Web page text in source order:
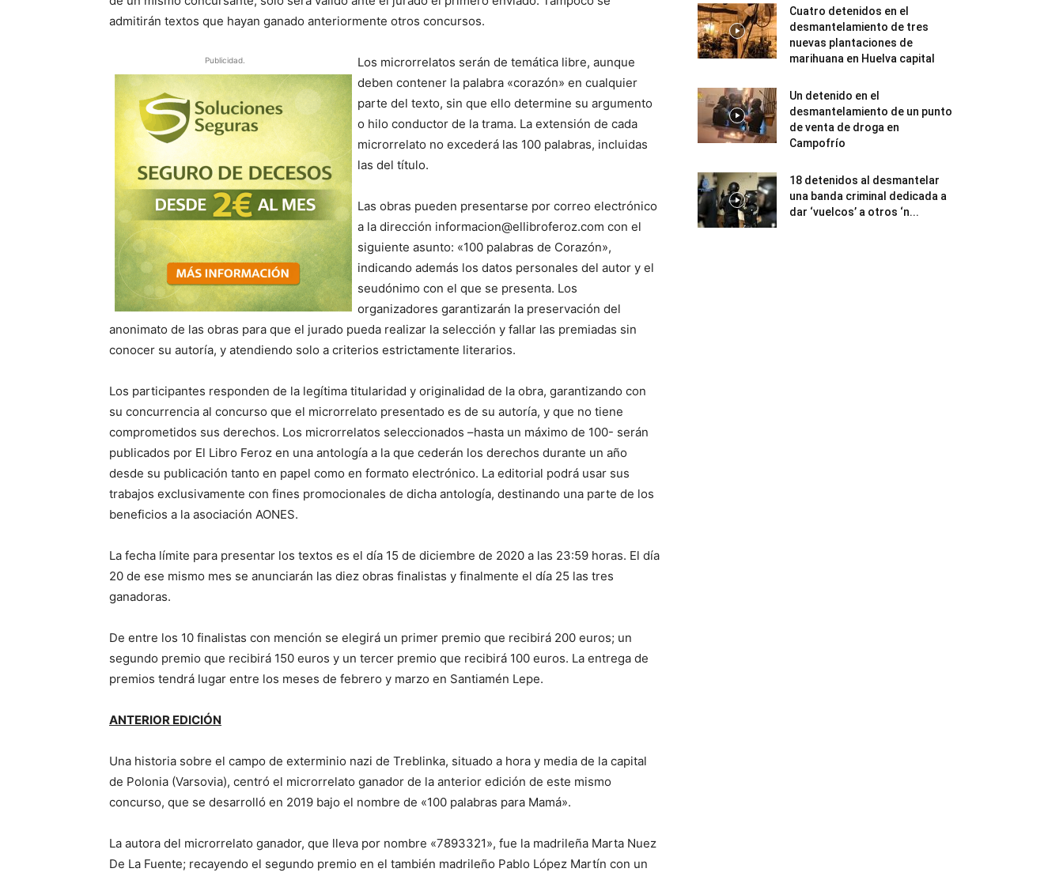
admitirán textos que hayan ganado anteriormente otros concursos.
Publicidad.
Los microrrelatos serán de temática libre, aunque
deben contener la palabra «corazón» en cualquier
parte del texto, sin que ello determine su argumento
o hilo conductor de la trama. La extensión de cada
microrrelato no excederá las 100 palabras, incluidas
las del título.
Las obras pueden presentarse por correo electrónico
a la dirección informacion@ellibroferoz.com con el
siguiente asunto: «100 palabras de Corazón»,
indicando además los datos personales del autor y el
seudónimo con el que se presenta. Los
organizadores garantizarán la preservación del
anonimato de las obras para que el jurado pueda realizar la selección y fallar las premiadas sin
conocer su autoría, y atendiendo solo a criterios estrictamente literarios.
Los participantes responden de la legítima titularidad y originalidad de la obra, garantizando con
su concurrencia al concurso que el microrrelato presentado es de su autoría, y que no tiene
comprometidos sus derechos. Los microrrelatos seleccionados –hasta un máximo de 100- serán
publicados por El Libro Feroz en una antología a la que cederán los derechos durante un año
desde su publicación tanto en papel como en formato electrónico. La editorial podrá usar sus
trabajos exclusivamente con fines promocionales de dicha antología, destinando una parte de los
beneficios a la asociación AONES.
La fecha límite para presentar los textos es el día 15 de diciembre de 2020 a las 23:59 horas. El día
20 de ese mismo mes se anunciarán las diez obras finalistas y finalmente el día 25 las tres
ganadoras.
De entre los 10 finalistas con mención se elegirá un primer premio que recibirá 200 euros; un
segundo premio que recibirá 150 euros y un tercer premio que recibirá 100 euros. La entrega de
premios tendrá lugar entre los meses de febrero y marzo en Santiamén Lepe.
ANTERIOR EDICIÓN
Una historia sobre el campo de exterminio nazi de Treblinka, situado a hora y media de la capital
de Polonia (Varsovia), centró el microrrelato ganador de la anterior edición de este mismo
concurso, que se desarrolló en 2019 bajo el nombre de «100 palabras para Mamá».
La autora del microrrelato ganador, que lleva por nombre «7893321», fue la madrileña Marta Nuez
De La Fuente; recayendo el segundo premio en el también madrileño Pablo López Martín con un
Cuatro detenidos en el
desmantelamiento de tres
nuevas plantaciones de
marihuana en Huelva capital
Un detenido en el
desmantelamiento de un punto
de venta de droga en
Campofrío
18 detenidos al desmantelar
una banda criminal dedicada a
dar ‘vuelcos’ a otros ‘n...